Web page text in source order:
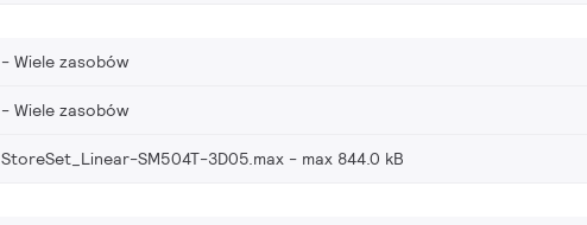
Wiele zasobów
Wiele zasobów
StoreSet_Linear-SM504T-3D05.max max 844.0 kB